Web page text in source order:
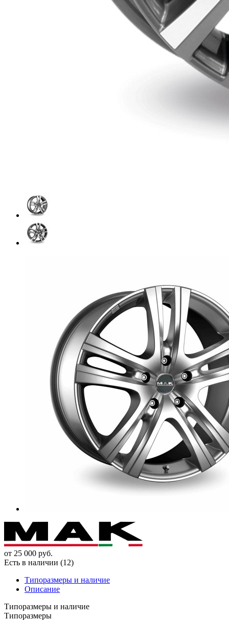
от 25 000 руб.
Есть в наличии (12)
Типоразмеры и наличие
Описание
Типоразмеры и наличие
Типоразмеры